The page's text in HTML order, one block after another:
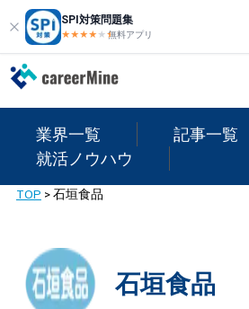
SPI対策問題集
★★★★ ★★
無料アプリ
業界一覧
記事一覧
就活ノウハウ
TOP >石垣食品
石垣食品